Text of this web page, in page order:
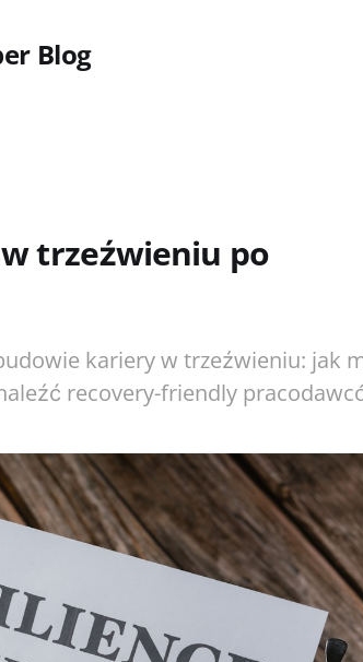
Blog
trzeźwieniu po
kariery w trzeźwieniu: jak
recovery-friendly